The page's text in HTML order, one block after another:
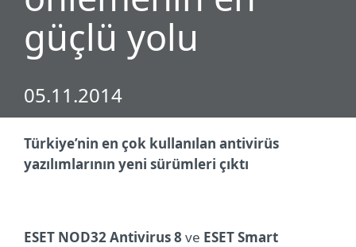
güçlü yolu
05.11.2014
Türkiye’nin en çok kullanılan antivirüs
yazılımlarının yeni sürümleri çıktı
ESET NOD32 Antivirus 8 ve ESET Smart